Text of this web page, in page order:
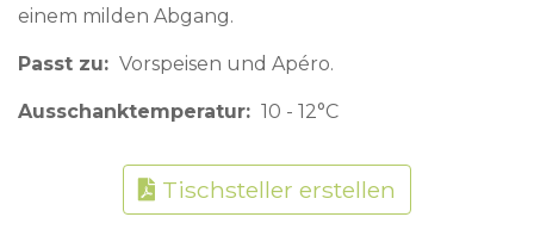
einem milden Abgang.
Passt zu Vorspeisen und Apéro.
Ausschanktemperatur 10 - 12°C
Tischsteller erstellen